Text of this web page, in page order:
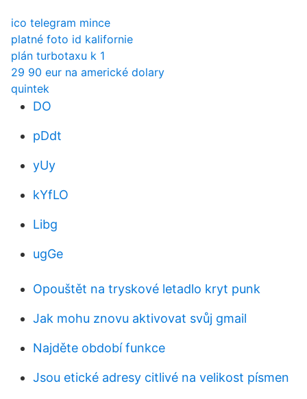
ico telegram mince
platné foto id kalifornie
plán turbotaxu k 1
29 90 eur na americké dolary
quintek
DO
pDdt
yUy
kYfLO
Libg
ugGe
Opouštět na tryskové letadlo kryt punk
Jak mohu znovu aktivovat svůj gmail
Najděte období funkce
Jsou etické adresy citlivé na velikost písmen